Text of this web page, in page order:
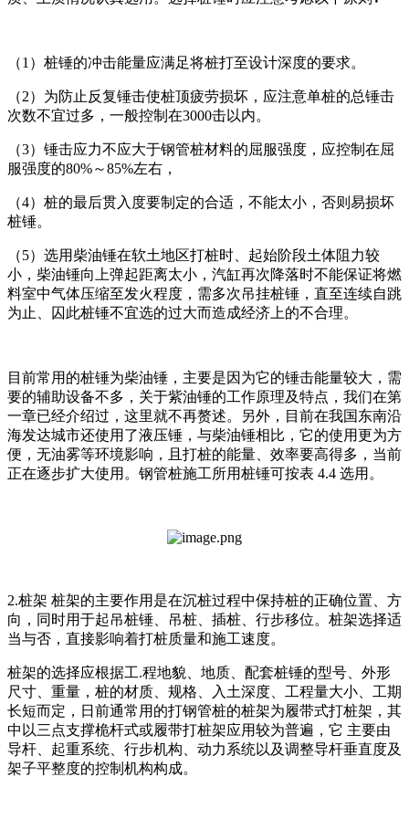
（1）桩锤的冲击能量应满足将桩打至设计深度的要求。
（2）为防止反复锤击使桩顶疲劳损坏，应注意单桩的总锤击
次数不宜过多，一般控制在3000击以内。
（3）锤击应力不应大于钢管桩材料的屈服强度，应控制在屈
服强度的80%～85%左右，
（4）桩的最后贯入度要制定的合适，不能太小，否则易损坏
桩锤。
（5）选用柴油锤在软土地区打桩时、起始阶段土体阻力较
小，柴油锤向上弹起距离太小，汽缸再次降落时不能保证将燃
料室中气体压缩至发火程度，需多次吊挂桩锤，直至连续自跳
为止、囚此桩锤不宜选的过大而造成经济上的不合理。
目前常用的桩锤为柴油锤，主要是因为它的锤击能量较大，需
要的辅助设备不多，关于紫油锤的工作原理及特点，我们在第
一章已经介绍过，这里就不再赘述。另外，目前在我国东南沿
海发达城市还使用了液压锤，与柴油锤相比，它的使用更为方
便，无油雾等环境影响，且打桩的能量、效率要高得多，当前
正在逐步扩大使用。钢管桩施工所用桩锤可按表 4.4 选用。
2.桩架 桩架的主要作用是在沉桩过程中保持桩的正确位置、方
向，同时用于起吊桩锤、吊桩、插桩、行步移位。桩架选择适
当与否，直接影响着打桩质量和施工速度。
桩架的选择应根据工.程地貌、地质、配套桩锤的型号、外形
尺寸、重量，桩的材质、规格、入土深度、工程量大小、工期
长短而定，日前通常用的打钢管桩的桩架为履带式打桩架，其
中以三点支撑桅杆式或履带打桩架应用较为普遍，它 主要由
导杆、起重系统、行步机构、动力系统以及调整导杆垂直度及
架子平整度的控制机构构成。